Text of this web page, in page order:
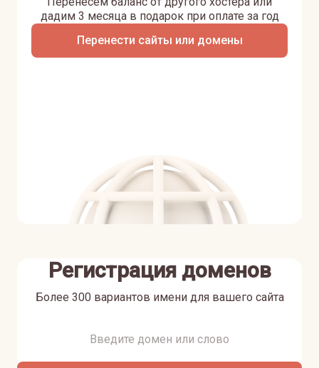
Перенести сайты или домены
дадим 3 месяца в подарок при оплате за год
Регистрация доменов
Более 300 вариантов имени для вашего сайта